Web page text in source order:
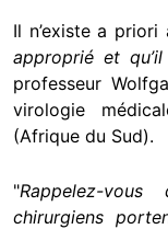
Il n’existe a priori
approprié et
professeur
virologie
(Afrique du Sud).
"Rappelez-
chirurgiens